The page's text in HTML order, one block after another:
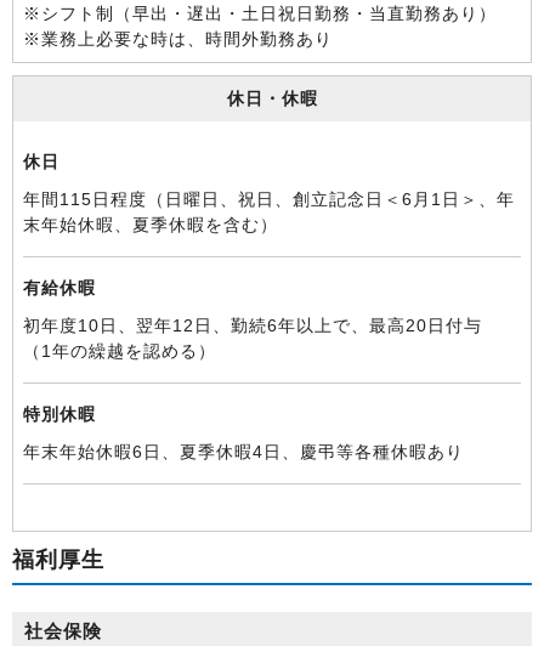
※シフト制（早出・遅出・土日祝日勤務・当直勤務あり）
※業務上必要な時は、時間外勤務あり
休日・休暇
休日
年間115日程度（日曜日、祝日、創立記念日＜6月1日＞、年
末年始休暇、夏季休暇を含む）
有給休暇
初年度10日、翌年12日、勤続6年以上で、最高20日付与
（1年の繰越を認める）
特別休暇
年末年始休暇6日、夏季休暇4日、慶弔等各種休暇あり
福利厚生
社会保険